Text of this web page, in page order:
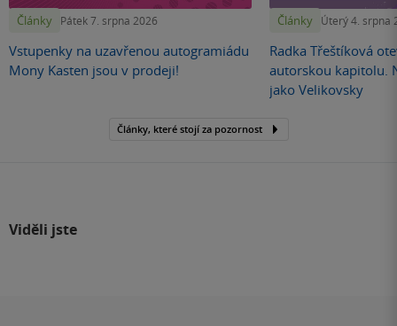
Články Pátek 7. srpna 2026
Vstupenky na uzavřenou autogramiádu
Mony Kasten jsou v prodeji!
Články Úterý 4. srpna
Radka Třeštíková
autorskou kapitolu.
jako Velikovsky
Články, které stojí za pozornost
Viděli jste